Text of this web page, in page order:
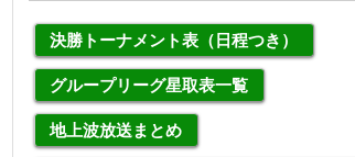
決勝トーナメント表（日程つき）
グループリーグ星取表一覧
地上波放送まとめ